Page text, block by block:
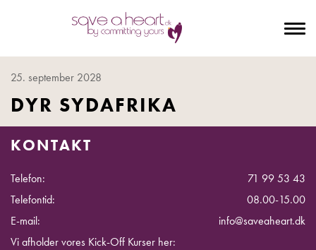
25. september 2028
DYR SYDAFRIKA
KONTAKT
Telefon:
71 99 53 43
Telefontid:
08.00-15.00
E-mail:
info@saveaheart.dk
Vi afholder vores Kick-Off Kurser her: